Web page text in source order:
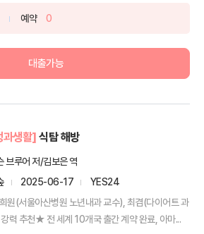
예약 0
대출가능
과생활] 식탐 해방
브루어 저/김보은 역
2025-06-17
YES24
원(서울아산병원 노년내과 교수), 최겸(다이어트 과
력 추천★ 전 세계 10개국 출간 계약 완료, 아마...